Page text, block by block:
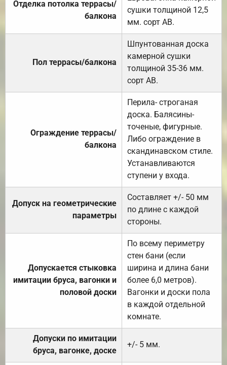
Отделка потолка террасы/
балкона
сушки толщиной 12,5
мм. сорт АВ.
Пол террасы/балкона
Шпунтованная доска
камерной сушки
толщиной 35-36 мм.
сорт АВ.
Ограждение террасы/
балкона
Перила- строганая
доска. Балясины-
точеные, фигурные.
Либо ограждение в
скандинавском стиле.
Устанавливаются
ступени у входа.
Допуск на геометрические
параметры
Составляет +/- 50 мм
по длине с каждой
стороны.
Допускается стыковка
имитации бруса, вагонки и
половой доски
По всему периметру
стен бани (если
ширина и длина бани
более 6,0 метров).
Вагонки и доски пола
в каждой отдельной
комнате.
Допуски по имитации
бруса, вагонке, доске
+/- 5 мм.